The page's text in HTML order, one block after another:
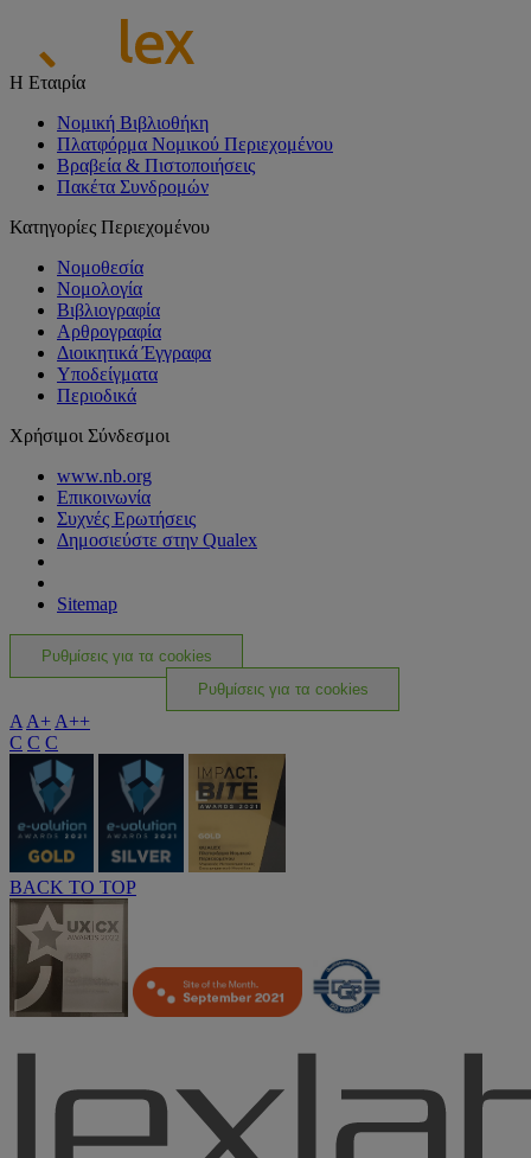
Η Εταιρία
Νομική Βιβλιοθήκη
Πλατφόρμα Νομικού Περιεχομένου
Βραβεία & Πιστοποιήσεις
Πακέτα Συνδρομών
Κατηγορίες Περιεχομένου
Νομοθεσία
Νομολογία
Βιβλιογραφία
Αρθρογραφία
Διοικητικά Έγγραφα
Υποδείγματα
Περιοδικά
Χρήσιμοι Σύνδεσμοι
www.nb.org
Επικοινωνία
Συχνές Ερωτήσεις
Δημοσιεύστε στην Qualex
Sitemap
Ρυθμίσεις για τα cookies
Ρυθμίσεις για τα cookies
A A+ A++
C C C
BACK TO TOP